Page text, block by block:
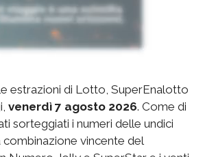
estrazioni di Lotto, SuperEnalotto
venerdì 7 agosto 2026. Come di
sorteggiati i numeri delle undici
vincente del